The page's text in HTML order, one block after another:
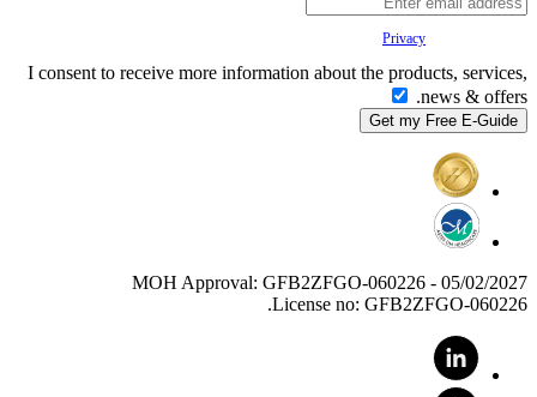
Privacy
I consent to receive more information about the products, services,
news & offers.
MOH Approval: GFB2ZFGO-060226 - 05/02/2027
License no: GFB2ZFGO-060226.